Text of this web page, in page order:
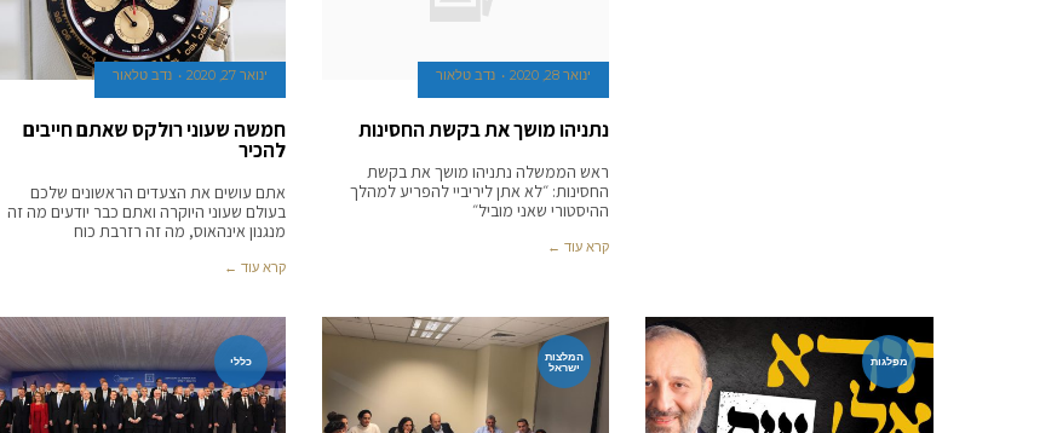
ינואר 28, 2020 נדב טלאור
נתניהו מושך את בקשת החסינות
ראש הממשלה נתניהו מושך את בקשת
החסינות: ״לא אתן ליריביי להפריע למהלך
ההיסטורי שאני מוביל״
קרא עוד ←
ינואר 27, 2020 נדב טלאור
חמשה שעוני רולקס שאתם חייבים
להכיר
אתם עושים את הצעדים הראשונים שלכם
בעולם שעוני היוקרה ואתם כבר יודעים מה זה
מנגנון אינהאוס, מה זה רזרבת כוח
קרא עוד ←
מפלגות
המלצות
ישראל
כללי